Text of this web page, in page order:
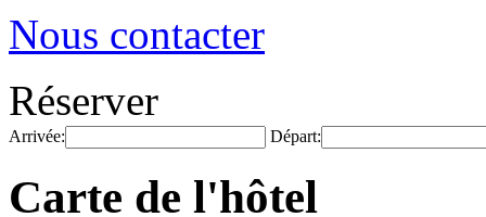
Nous contacter
Réserver
Arrivée: Départ:
Carte de l'hôtel